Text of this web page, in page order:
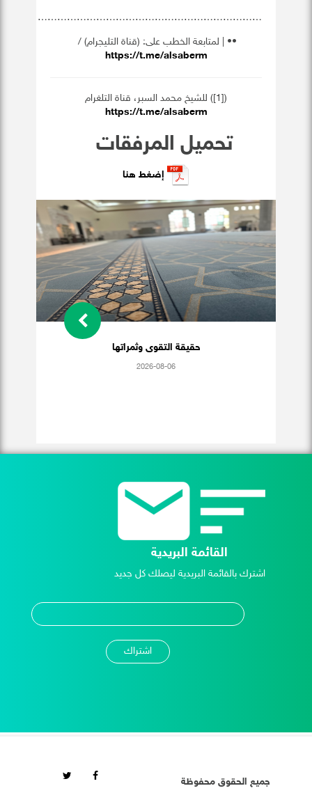
……………………………………………………………
•• | ‏لمتابعة الخطب على: (قناة التليجرام) /
https://t.me/alsaberm
([1]) للشيخ محمد السبر، قناة التلغرام
https://t.me/alsaberm
تحميل المرفقات
حقيقة التقوى وثمراتها
2026-08-06
القائمة البريدية
اشترك بالقائمة البريدية ليصلك كل جديد
جميع الحقوق محفوظة